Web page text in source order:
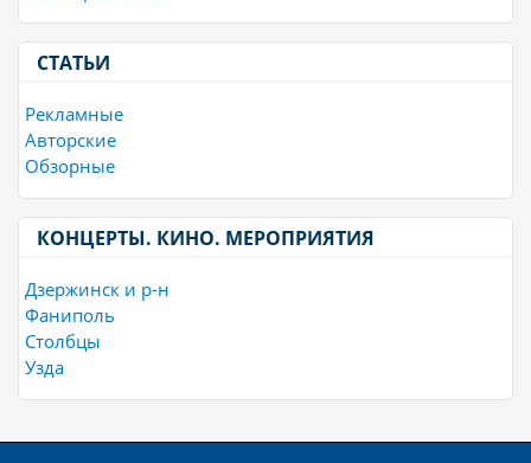
СТАТЬИ
Рекламные
Авторские
Обзорные
КОНЦЕРТЫ. КИНО. МЕРОПРИЯТИЯ
Дзержинск и р-н
Фаниполь
Столбцы
Узда